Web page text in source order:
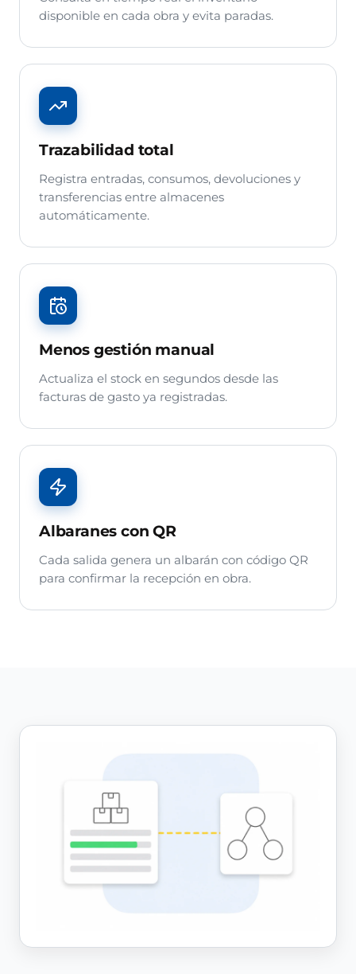
disponible en cada obra y evita paradas.
Trazabilidad total
Registra entradas, consumos, devoluciones y
transferencias entre almacenes
automáticamente.
Menos gestión manual
Actualiza el stock en segundos desde las
facturas de gasto ya registradas.
Albaranes con QR
Cada salida genera un albarán con código QR
para confirmar la recepción en obra.